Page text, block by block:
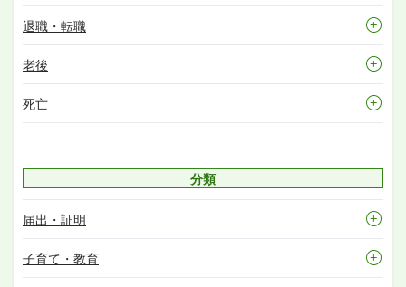
退職・転職
老後
死亡
分類
届出・証明
子育て・教育